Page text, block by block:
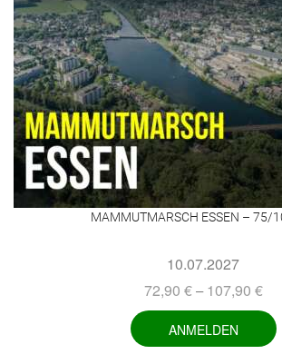
MAMMUTMARSCH ESSEN – 75/
10.07.2027
72,90 € –107,90 €
ANMELDEN